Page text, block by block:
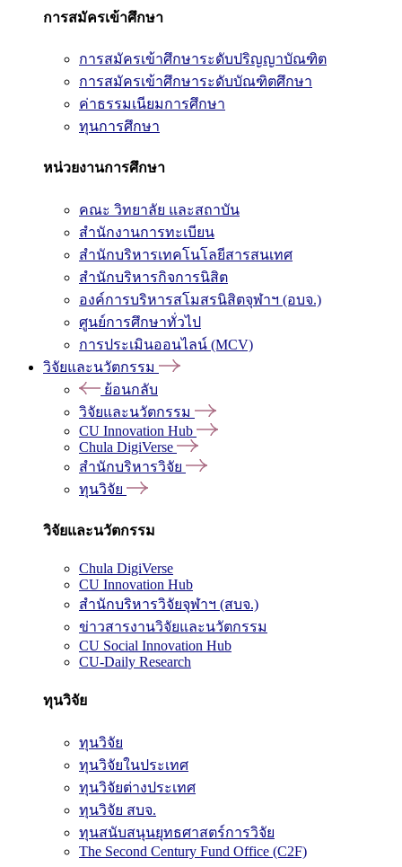
การสมัครเข้าศึกษา
การสมัครเข้าศึกษาระดับปริญญาบัณฑิต
การสมัครเข้าศึกษาระดับบัณฑิตศึกษา
ค่าธรรมเนียมการศึกษา
ทุนการศึกษา
หน่วยงานการศึกษา
คณะ วิทยาลัย และสถาบัน
สำนักงานการทะเบียน
สำนักบริหารเทคโนโลยีสารสนเทศ
สำนักบริหารกิจการนิสิต
องค์การบริหารสโมสรนิสิตจุฬาฯ (อบจ.)
ศูนย์การศึกษาทั่วไป
การประเมินออนไลน์ (MCV)
วิจัยและนวัตกรรม
ย้อนกลับ
วิจัยและนวัตกรรม
CU Innovation Hub
Chula DigiVerse
สำนักบริหารวิจัย
ทุนวิจัย
วิจัยและนวัตกรรม
Chula DigiVerse
CU Innovation Hub
สำนักบริหารวิจัยจุฬาฯ (สบจ.)
ข่าวสารงานวิจัยและนวัตกรรม
CU Social Innovation Hub
CU-Daily Research
ทุนวิจัย
ทุนวิจัย
ทุนวิจัยในประเทศ
ทุนวิจัยต่างประเทศ
ทุนวิจัย สบจ.
ทุนสนับสนุนยุทธศาสตร์การวิจัย
The Second Century Fund Office (C2F)